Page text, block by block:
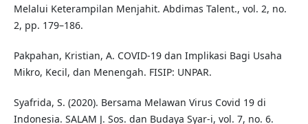
Melalui Keterampilan Menjahit. Abdimas Talent., vol. 2, no.
2, pp. 179–186.
Pakpahan, Kristian, A. COVID-19 dan Implikasi Bagi Usaha
Mikro, Kecil, dan Menengah. FISIP: UNPAR.
Syafrida, S. (2020). Bersama Melawan Virus Covid 19 di
Indonesia. SALAM J. Sos. dan Budaya Syar-i, vol. 7, no. 6.